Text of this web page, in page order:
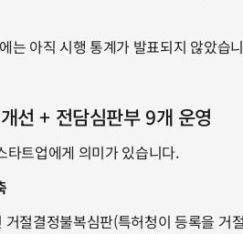
는 아직 시행 통계가 발표되지 않았습
선 + 전담심판부 9개 운영
타트업에게 의미가 있습니다.
절결정불복심판(특허청이 등록을 거